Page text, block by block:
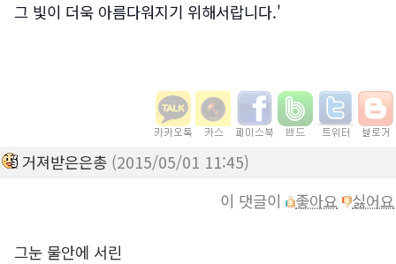
그 빛이 더욱 아름다워지기 위해서랍니다.'
거져받은은총 (2015/05/01 11:45)
이 댓글이
좋아요 싫어요
그눈 물안에 서린